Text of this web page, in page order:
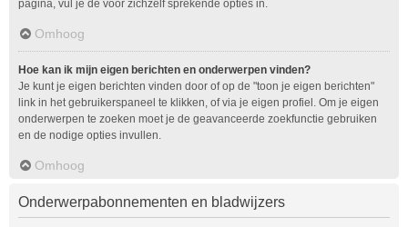
pagina, vul je de voor zichzelf sprekende opties in.
Omhoog
Hoe kan ik mijn eigen berichten en onderwerpen vinden?
Je kunt je eigen berichten vinden door of op de "toon je eigen berichten"
link in het gebruikerspaneel te klikken, of via je eigen profiel. Om je eigen
onderwerpen te zoeken moet je de geavanceerde zoekfunctie gebruiken
en de nodige opties invullen.
Omhoog
Onderwerpabonnementen en bladwijzers